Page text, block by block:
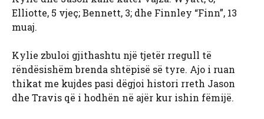
Elliotte, 5 vjeç; Bennett, 3; dhe Finnley “Finn”, 13
muaj.
Kylie zbuloi gjithashtu një tjetër rregull të
rëndësishëm brenda shtëpisë së tyre. Ajo i ruan
thikat me kujdes pasi dëgjoi histori rreth Jason
dhe Travis që i hodhën në ajër kur ishin fëmijë.